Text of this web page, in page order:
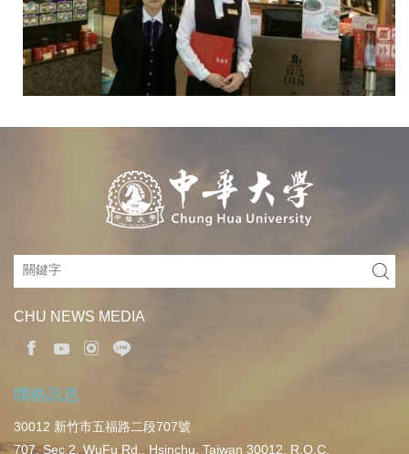
CHU NEWS MEDIA
聯絡訊息
30012 新竹市五福路二段707號
707, Sec.2, WuFu Rd., Hsinchu, Taiwan 30012, R.O.C.